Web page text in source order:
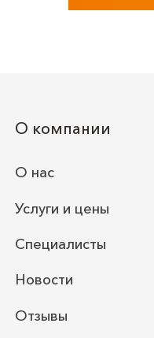
О компании
О нас
Услуги и цены
Специалисты
Новости
Отзывы